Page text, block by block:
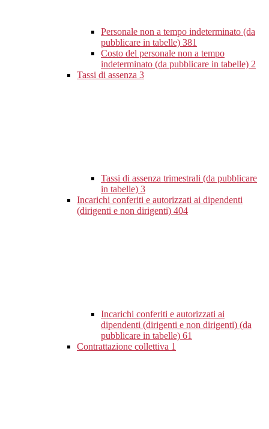
Personale non a tempo indeterminato (da
pubblicare in tabelle) 381
Costo del personale non a tempo
indeterminato (da pubblicare in tabelle) 2
Tassi di assenza 3
Tassi di assenza trimestrali (da pubblicare
in tabelle) 3
Incarichi conferiti e autorizzati ai dipendenti
(dirigenti e non dirigenti) 404
Incarichi conferiti e autorizzati ai
dipendenti (dirigenti e non dirigenti) (da
pubblicare in tabelle) 61
Contrattazione collettiva 1